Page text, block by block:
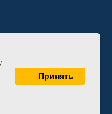
Принять